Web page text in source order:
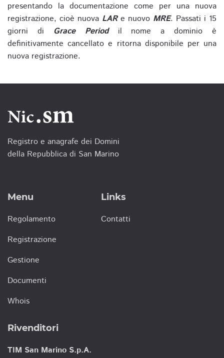
presentando la documentazione come per una nuova
registrazione, cioè nuova LARe nuovo MRE. Passati i 15
giorni di Grace Periodil nome a dominio è
definitivamente cancellato e ritorna disponibile per una
nuova registrazione.
Registro e anagrafe dei Domini
della Repubblica di San Marino
Menu
Regolamento
Registrazione
Gestione
Documenti
Whois
Links
Contatti
Rivenditori
TIM San Marino S.p.A.